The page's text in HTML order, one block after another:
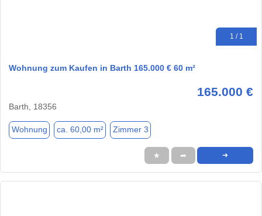
1 / 1
Wohnung zum Kaufen in Barth 165.000 € 60 m²
165.000 €
Barth, 18356
Wohnung ca. 60,00 m² Zimmer 3
★ ➦ ➜